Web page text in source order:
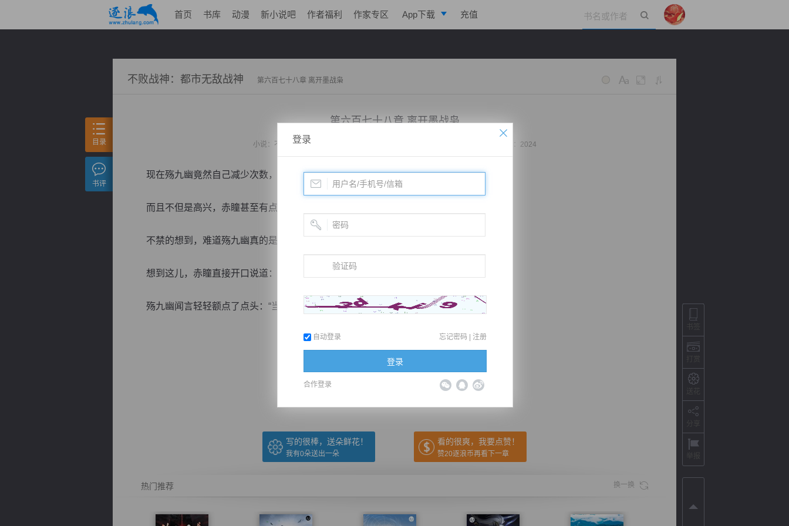
首页 书库 动漫 新小说吧 作者福利 作家专区 App下载 充值
不败战神：都市无敌战神 第六百七十八章 离开墨战枭
第六百七十八章 离开墨战枭
小说： 不败战神：都市无敌战神 更新时间：2020-05-13 23:28 字数：2024
现在殇九幽竟然自己减少次数，那她怎么可能不高兴？
而且不但是高兴，赤瞳甚至有点无法想象这样的好事竟然会落到她的头上。
不禁的想到，难道殇九幽真的是一个冤大头？
想到这儿，赤瞳直接开口说道：“你……是认真的？我是要帮你做一件就可以？”
殇九幽闻言轻轻额点了点头：“当然～一件就可以～...
推荐在手机上阅读本书
（← 快捷键 下一章 快捷键→）
写的很棒，送朵鲜花！
我有0朵送出一朵
看的很爽，我要点赞！
赞20逐浪币再看下一章
热门推荐 换一换
目录
书评
登录
自动登录 忘记密码 | 注册
登录
合作登录